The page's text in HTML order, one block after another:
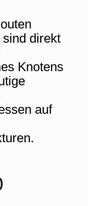
direkt
Knotens
auf